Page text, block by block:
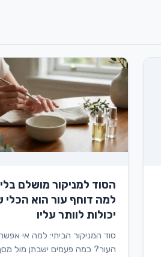
הסוד למניקור מושלם
למה דוחף עור הוא
יכולות לוותר עליו
סוד המניקור הביתי: למה אי
העור? כמה פעמים ישבתן מול